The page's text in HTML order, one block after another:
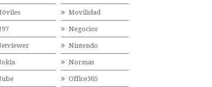
Movilidad
Negocios
Nintendo
Normas
Office365